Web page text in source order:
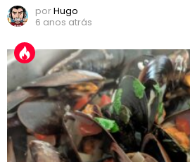
porHugo
6 anos atrás